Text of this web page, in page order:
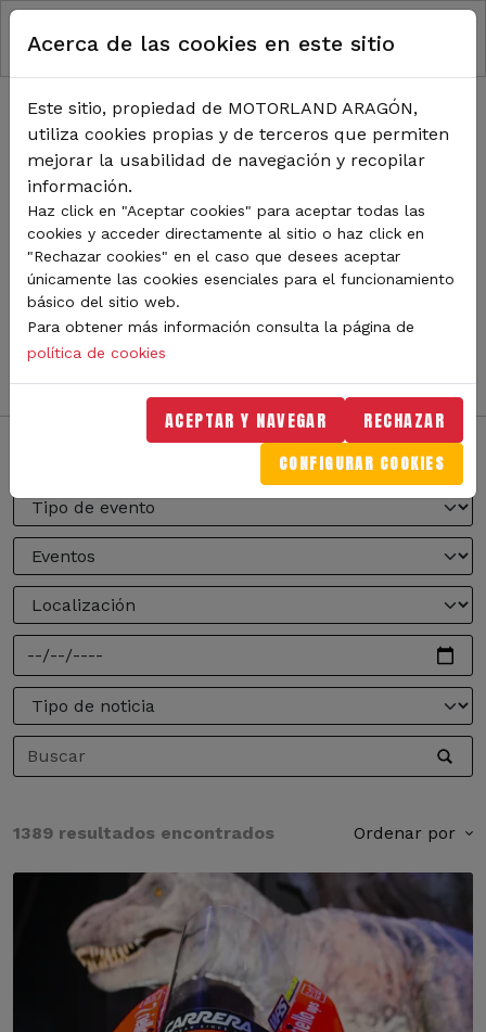
Pasar al contenido principal
RUTA DE NAVEGACIÓN
Inicio Noticias
TODA LA ACTUALIDAD DE
MOTORLAND
Sigue de cerca todas las novedades de MotorLand
Aragón. Aquí encontrarás noticias sobre eventos,
competiciones, pilotos, novedades del circuito y
mucho más. Filtra por categoría o tipo de contenido y
no te pierdas nada del mundo del motor.
1389 resultados encontrados Ordenar por
Acerca de las cookies en este sitio
Este sitio, propiedad de MOTORLAND ARAGÓN,
utiliza cookies propias y de terceros que permiten
mejorar la usabilidad de navegación y recopilar
información.
Haz click en "Aceptar cookies" para aceptar todas las
cookies y acceder directamente al sitio o haz click en
"Rechazar cookies" en el caso que desees aceptar
únicamente las cookies esenciales para el funcionamiento
básico del sitio web.
Para obtener más información consulta la página de
política de cookies
ACEPTAR Y NAVEGAR RECHAZAR
CONFIGURAR COOKIES